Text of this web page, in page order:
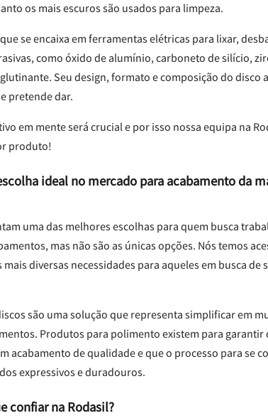
os mais escuros são usados para limpeza.
se encaixa em ferramentas elétricas para lixar,
como óxido de alumínio, carboneto de silício,
Seu design, formato e composição do disco
pretende dar.
em mente será crucial e por isso nossa equipa na
produto!
ideal no mercado para acabamento da
uma das melhores escolhas para quem busca
mas não são as únicas opções. Nós temos
diversas necessidades para aqueles em busca de
são uma solução que representa simplificar em
Produtos para polimento existem para garantir
acabamento de qualidade e que o processo para se
expressivos e duradouros.
confiar na Rodasil?